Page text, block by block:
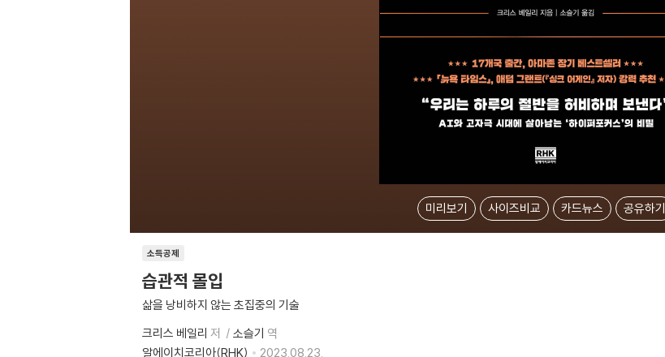
미리보기 사이즈비교 카드뉴스 공유하기
소득공제
습관적 몰입
삶을 낭비하지 않는 초집중의 기술
크리스 베일리 저 소슬기 역
알에이치코리아(RHK)
2023.08.23.